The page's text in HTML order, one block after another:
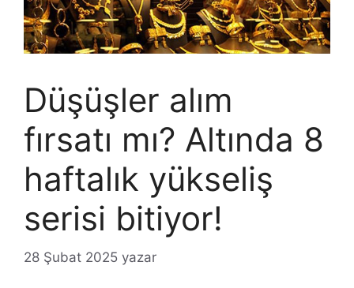
Düşüşler alım
fırsatı mı? Altında 8
haftalık yükseliş
serisi bitiyor!
28 Şubat 2025 yazar